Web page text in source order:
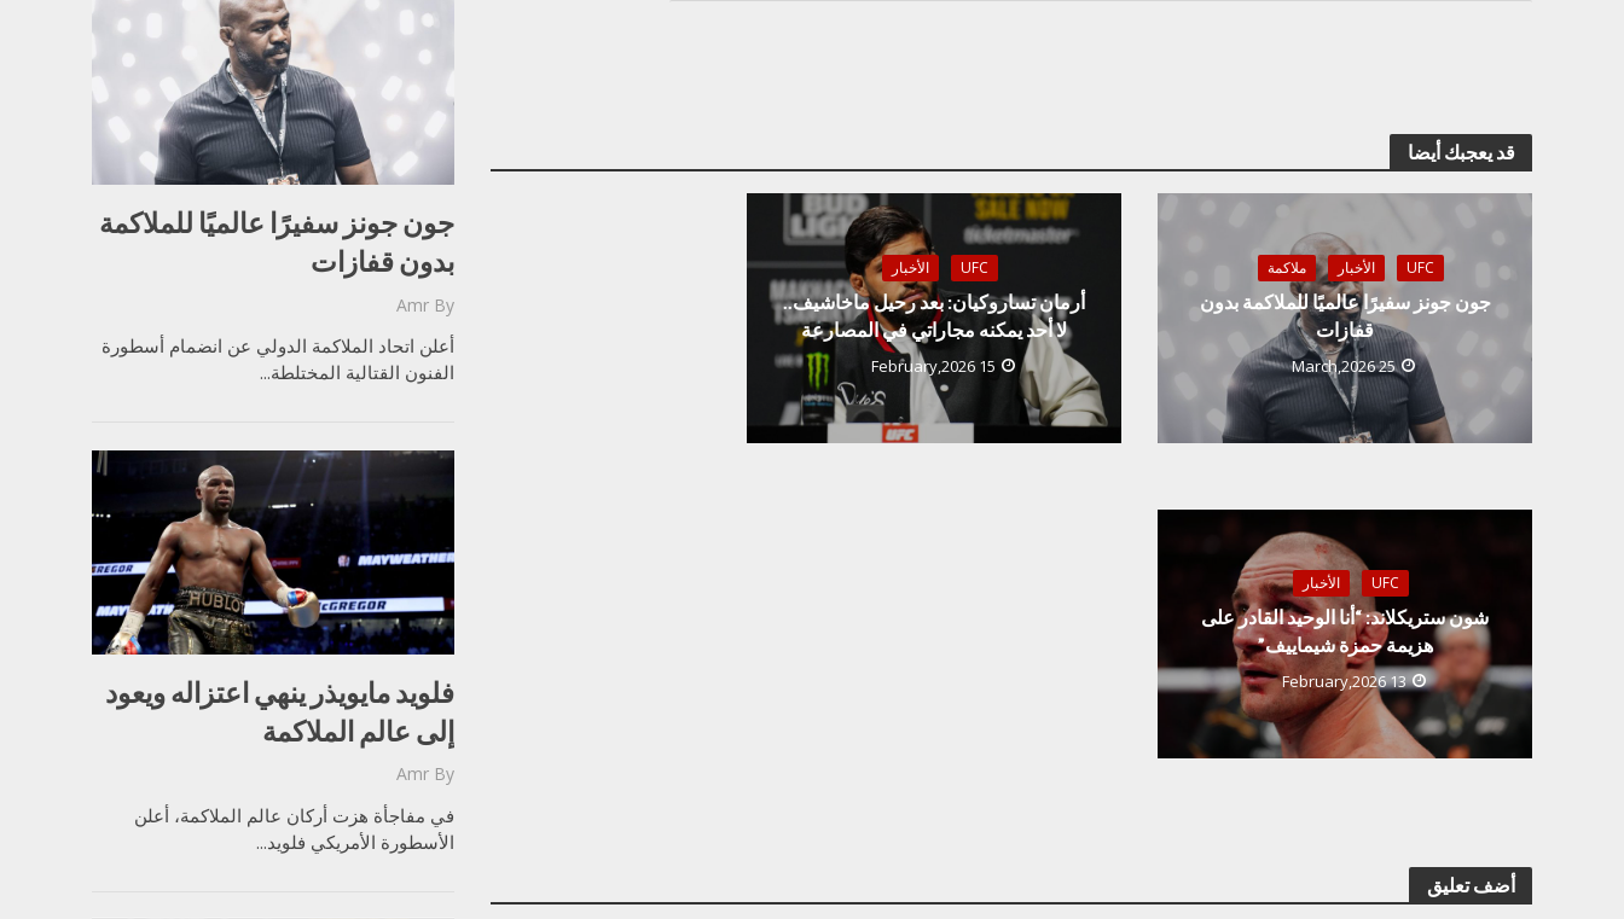
جون جونز سفيرًا عالميًا للملاكمة
بدون قفازات
By
Amr
أعلن اتحاد الملاكمة الدولي عن انضمام أسطورة
الفنون القتالية المختلطة...
فلويد مايويذر ينهي اعتزاله ويعود
إلى عالم الملاكمة
By
Amr
في مفاجأة هزت أركان عالم الملاكمة، أعلن
الأسطورة الأمريكي فلويد...
قد يعجبك أيضا
UFC الأخبار ملاكمة
جون جونز سفيرًا عالميًا للملاكمة بدون
قفازات
25 March,2026
UFC الأخبار
أرمان تساروكيان: بعد رحيل ماخاشيف..
لا أحد يمكنه مجاراتي في المصارعة
15 February,2026
UFC الأخبار
شون ستريكلاند: “أنا الوحيد القادر على
هزيمة حمزة شيماييف”
13 February,2026
أضف تعليق